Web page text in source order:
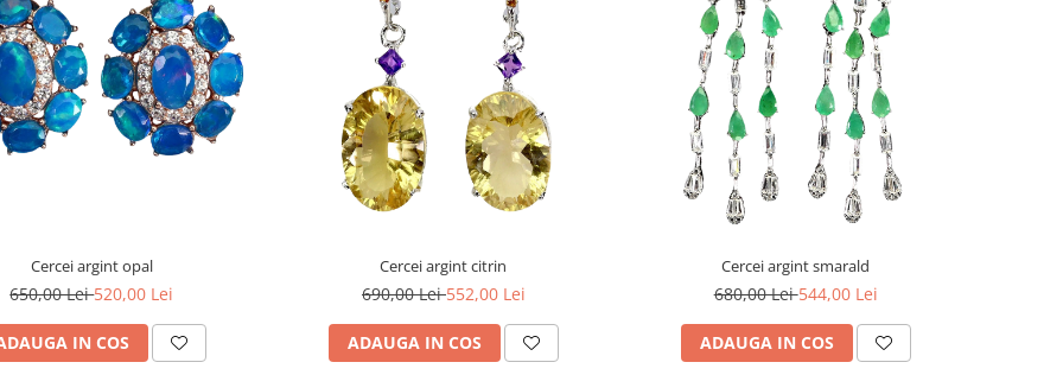
Cercei argint opal
650,00 Lei520,00 Lei
IN COS
Cercei argint citrin
690,00 Lei552,00 Lei
ADAUGA IN COS
Cercei argint smarald
680,00 Lei544,00 Lei
ADAUGA IN COS